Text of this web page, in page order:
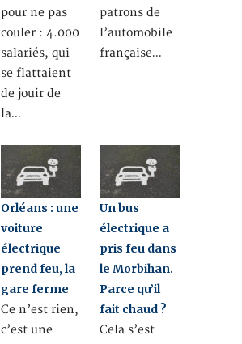
pour ne pas
couler : 4.000
salariés, qui
se flattaient
de jouir de
la…
patrons de
l’automobile
française…
Orléans : une
voiture
électrique
prend feu, la
gare ferme
Ce n’est rien,
c’est une
Un bus
électrique a
pris feu dans
le Morbihan.
Parce qu’il
fait chaud ?
Cela s’est